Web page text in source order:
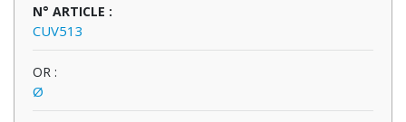
N° ARTICLE :
CUV513
OR :
Ø